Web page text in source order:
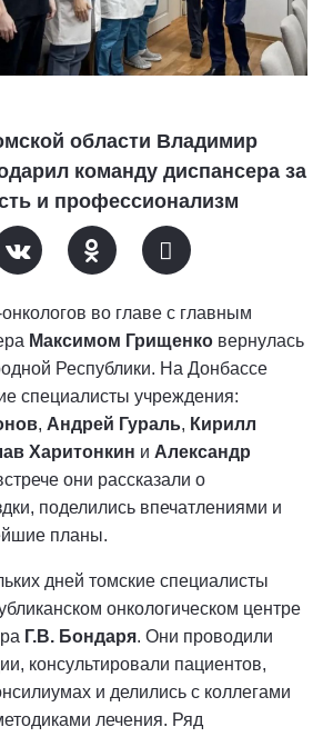
области Владимир
команду диспансера за
и профессионализм
во главе с главным
Максимом Грищенко вернулась
Республики. На Донбассе
специалисты учреждения:
, Андрей Гураль, Кирилл
Харитонкин и Александр
они рассказали о
поделились впечатлениями и
планы.
дней томские специалисты
онкологическом центре
Г.В. Бондаря. Они проводили
консультировали пациентов,
и делились с коллегами
лечения. Ряд